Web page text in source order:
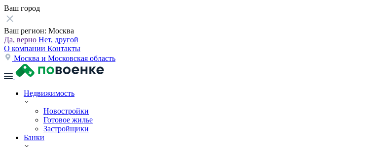
Ваш город
Ваш регион: Москва
Да, верно Нет, другой
О компании Контакты
Москва и Московская область
Недвижимость
Новостройки
Готовое жилье
Застройщики
Банки